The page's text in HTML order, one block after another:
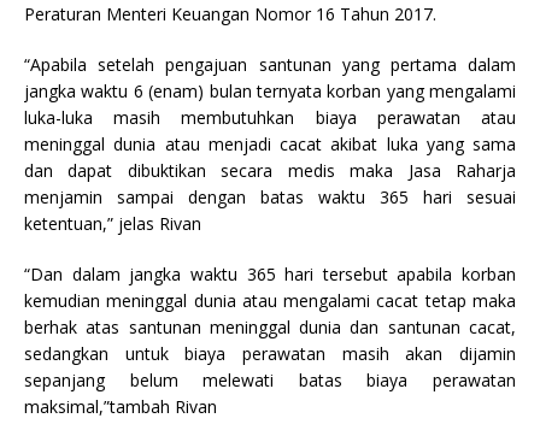
Peraturan Menteri Keuangan Nomor 16 Tahun 2017.
“Apabila setelah pengajuan santunan yang pertama dalam
jangka waktu 6 (enam) bulan ternyata korban yang mengalami
luka-luka masih membutuhkan biaya perawatan atau
meninggal dunia atau menjadi cacat akibat luka yang sama
dan dapat dibuktikan secara medis maka Jasa Raharja
menjamin sampai dengan batas waktu 365 hari sesuai
ketentuan,” jelas Rivan
“Dan dalam jangka waktu 365 hari tersebut apabila korban
kemudian meninggal dunia atau mengalami cacat tetap maka
berhak atas santunan meninggal dunia dan santunan cacat,
sedangkan untuk biaya perawatan masih akan dijamin
sepanjang belum melewati batas biaya perawatan
maksimal,”tambah Rivan